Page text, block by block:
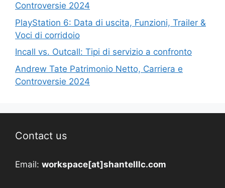
Controversie 2024
PlayStation 6: Data di uscita, Funzioni, Trailer &
Voci di corridoio
Incall vs. Outcall: Tipi di servizio a confronto
Andrew Tate Patrimonio Netto, Carriera e
Controversie 2024
Contact us
Email: workspace[at]shantelllc.com